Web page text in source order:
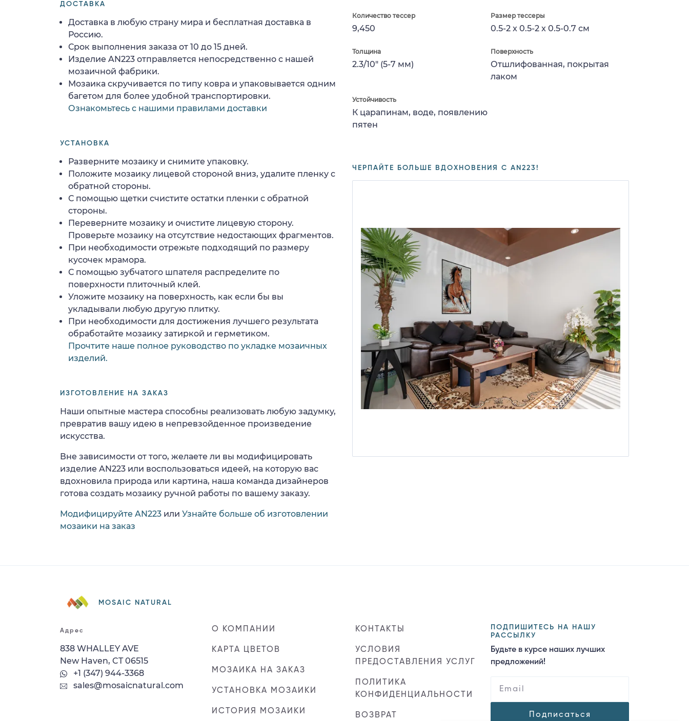
Количество тессер
9,450
Размер тессеры
0.5-2 x 0.5-2 x 0.5-0.7 см
Толщина
2.3/10" (5-7 мм)
Поверхность
Отшлифованная, покрытая
лаком
Устойчивость
К царапинам, воде, появлению
пятен
ЧЕРПАЙТЕ БОЛЬШЕ ВДОХНОВЕНИЯ С AN223!
ДОСТАВКА
Доставка в любую страну мира и бесплатная доставка в
Россию.
Срок выполнения заказа от 10 до 15 дней.
Изделие AN223 отправляется непосредственно с нашей
мозаичной фабрики.
Мозаика скручивается по типу ковра и упаковывается одним
багетом для более удобной транспортировки.
Ознакомьтесь с нашими правилами доставки
УСТАНОВКА
Разверните мозаику и снимите упаковку.
Положите мозаику лицевой стороной вниз, удалите пленку с
обратной стороны.
С помощью щетки счистите остатки пленки с обратной
стороны.
Переверните мозаику и очистите лицевую сторону.
Проверьте мозаику на отсутствие недостающих фрагментов.
При необходимости отрежьте подходящий по размеру
кусочек мрамора.
С помощью зубчатого шпателя распределите по
поверхности плиточный клей.
Уложите мозаику на поверхность, как если бы вы
укладывали любую другую плитку.
При необходимости для достижения лучшего результата
обработайте мозаику затиркой и герметиком.
Прочтите наше полное руководство по укладке мозаичных
изделий.
ИЗГОТОВЛЕНИЕ НА ЗАКАЗ
Наши опытные мастера способны реализовать любую задумку,
превратив вашу идею в непревзойденное произведение
искусства.
Вне зависимости от того, желаете ли вы модифицировать
изделие AN223 или воспользоваться идеей, на которую вас
вдохновила природа или картина, наша команда дизайнеров
готова создать мозаику ручной работы по вашему заказу.
Модифицируйте AN223 или Узнайте больше об изготовлении
мозаики на заказ
MOSAIC NATURAL
Адрес
838 WHALLEY AVE
New Haven, CT 06515
+1 (347) 944-3368
sales@mosaicnatural.com
О КОМПАНИИ
КАРТА ЦВЕТОВ
МОЗАИКА НА ЗАКАЗ
УСТАНОВКА МОЗАИКИ
ИСТОРИЯ МОЗАИКИ
КОНТАКТЫ
УСЛОВИЯ
ПРЕДОСТАВЛЕНИЯ УСЛУГ
ПОЛИТИКА
КОНФИДЕНЦИАЛЬНОСТИ
ВОЗВРАТ
ПОДПИШИТЕСЬ НА НАШУ
РАССЫЛКУ
Будьте в курсе наших лучших
предложений!
Подписаться